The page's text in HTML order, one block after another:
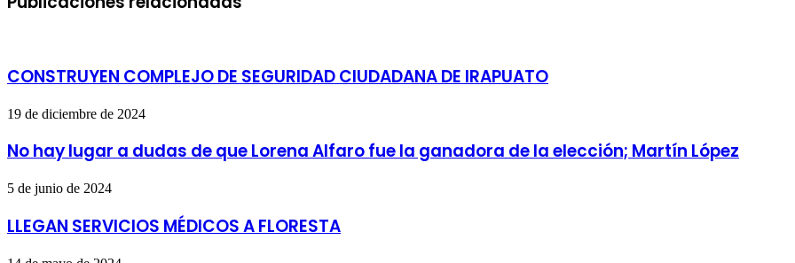
CONSTRUYEN COMPLEJO DE SEGURIDAD CIUDADANA DE IRAPUATO
19 de diciembre de 2024
No hay lugar a dudas de que Lorena Alfaro fue la ganadora de la elección; Martín López
5 de junio de 2024
LLEGAN SERVICIOS MÉDICOS A FLORESTA